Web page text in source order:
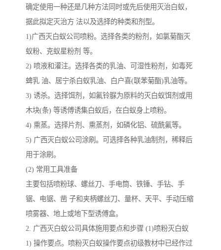
确定使用一种还是几种方法同时或先后使用灭治白蚁，
据此拟定灭治方 法以及选择的种类和剂型。
1)广西灭白蚁公司喷粉。选择各类的粉剂，如氯菊酯灭
蚁粉、克蚁星粉剂 等。
2) 喷液和灌注。选择各类的乳油、可湿性粉剂，如毒死
蜱乳 油、居宁杀白蚁乳油、白户喜(联苯菊酯)乳油等。
3) 诱杀。选择饵剂，如氟铃脲为原料的灭白蚁饵剂或用
木块(条) 等诱傅诱集白蚁后，在白蚁身上喷粉。
4) 熏蒸。选择片剂、熏蒸剂，如磷化铝、硫酰氟等。
5) 广西灭白蚁公司涂刷。可选择各种乳油制剂，稀释后
用于涂刷。
(2) 常用工具准备
主要包括喷粉球、螺丝刀、手电筒、铁锤、手钻、手
锯、电锯、凿 子和夹柄螺丝刀、量杯、天平、手动压缩
喷雾器、地上或地下型诱傅盒。
2. 广西灭白蚁公司具体施用要点和步骤 (1)喷粉灭白蚁
1) 操作要点。喷粉灭白蚁操作要点初级教材中已经作过